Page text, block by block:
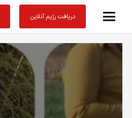
دریافت رژیم آنلاین